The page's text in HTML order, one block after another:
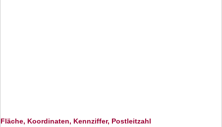
Fläche, Koordinaten, Kennziffer, Postleitzahl